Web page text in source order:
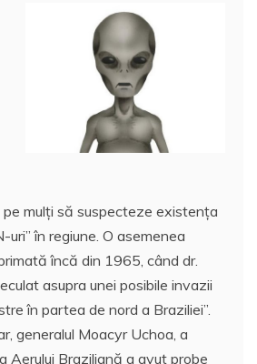
mulți să suspecteze existența
uri” în regiune. O asemenea
încă din 1965, când dr.
asupra unei posibile invazii
în partea de nord a Braziliei”.
generalul Moacyr Uchoa, a
Aerului Braziliană a avut probe